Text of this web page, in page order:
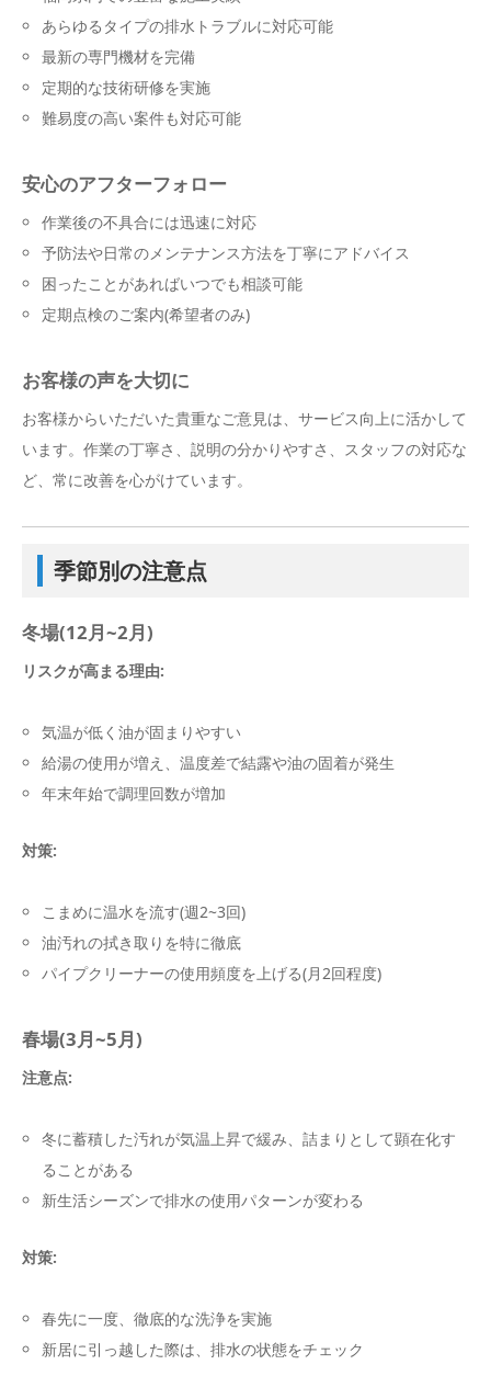
あらゆるタイプの排水トラブルに対応可能
最新の専門機材を完備
定期的な技術研修を実施
難易度の高い案件も対応可能
安心のアフターフォロー
作業後の不具合には迅速に対応
予防法や日常のメンテナンス方法を丁寧にアドバイス
困ったことがあればいつでも相談可能
定期点検のご案内(希望者のみ)
お客様の声を大切に
お客様からいただいた貴重なご意見は、サービス向上に活かして
います。作業の丁寧さ、説明の分かりやすさ、スタッフの対応な
ど、常に改善を心がけています。
季節別の注意点
冬場(12月~2月)
リスクが高まる理由:
気温が低く油が固まりやすい
給湯の使用が増え、温度差で結露や油の固着が発生
年末年始で調理回数が増加
対策:
こまめに温水を流す(週2~3回)
油汚れの拭き取りを特に徹底
パイプクリーナーの使用頻度を上げる(月2回程度)
春場(3月~5月)
注意点:
冬に蓄積した汚れが気温上昇で緩み、詰まりとして顕在化す
ることがある
新生活シーズンで排水の使用パターンが変わる
対策:
春先に一度、徹底的な洗浄を実施
新居に引っ越した際は、排水の状態をチェック